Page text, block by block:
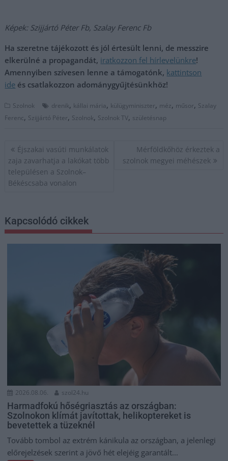
Képek: Szijjártó Péter Fb, Szalay Ferenc Fb
Ha szeretne tájékozott és jól értesült lenni, de messzire
elkerülné a propagandát, iratkozzon fel hírlevelünkre!
Amennyiben szívesen lenne a támogatónk, kattintson
ide és csatlakozzon adománygyűjtésünkhöz!
Szolnok drenik, kállai mária, külügyminiszter, méz, műsor, Szalay
Ferenc, Szijjártó Péter, Szolnok, Szolnok TV, születésnap
Bejegyzés
navigáció
Éjszakai vasúti munkálatok
zaja zavarhatja a lakókat több
településen a Szolnok–
Békéscsaba vonalon
Mérföldkőhöz érkeztek a
szolnok megyei méhészek
Kapcsolódó cikkek
2026.08.06. szol24.hu
Harmadfokú hőségriasztás az országban:
Szolnokon klímát javítottak, helikoptereket is
bevetettek a tüzeknél
Tovább tombol az extrém kánikula az országban, a jelenlegi
előrejelzések szerint a jövő hét elejéig garantált...